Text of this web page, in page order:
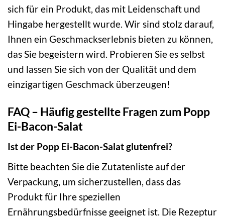
sich für ein Produkt, das mit Leidenschaft und
Hingabe hergestellt wurde. Wir sind stolz darauf,
Ihnen ein Geschmackserlebnis bieten zu können,
das Sie begeistern wird. Probieren Sie es selbst
und lassen Sie sich von der Qualität und dem
einzigartigen Geschmack überzeugen!
FAQ – Häufig gestellte Fragen zum Popp
Ei-Bacon-Salat
Ist der Popp Ei-Bacon-Salat glutenfrei?
Bitte beachten Sie die Zutatenliste auf der
Verpackung, um sicherzustellen, dass das
Produkt für Ihre speziellen
Ernährungsbedürfnisse geeignet ist. Die Rezeptur